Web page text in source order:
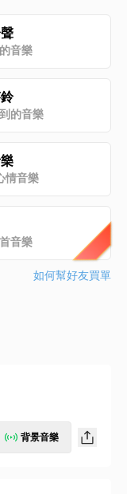
音樂
的音樂
情音樂
音樂
如何幫好友買單
背景音樂